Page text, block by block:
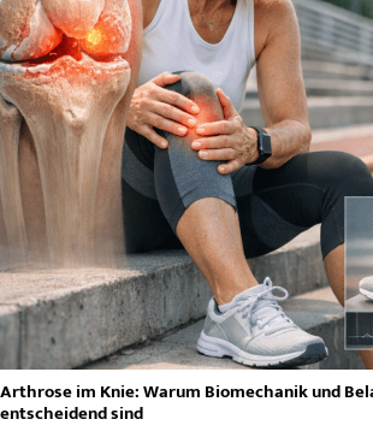
Arthrose im Knie: Warum Biomechanik und
entscheidend sind